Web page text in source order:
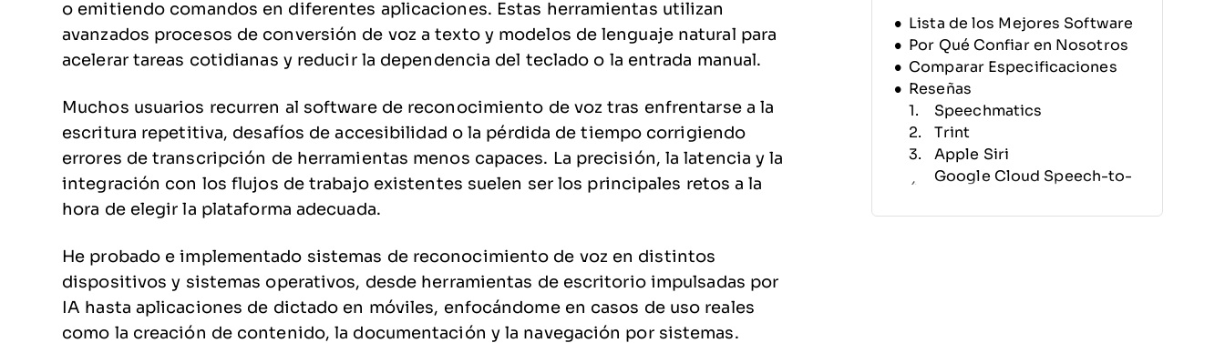
o emitiendo comandos en diferentes aplicaciones. Estas herramientas utilizan
avanzados procesos de conversión de voz a texto y modelos de lenguaje natural para
acelerar tareas cotidianas y reducir la dependencia del teclado o la entrada manual.
Muchos usuarios recurren al software de reconocimiento de voz tras enfrentarse a la
escritura repetitiva, desafíos de accesibilidad o la pérdida de tiempo corrigiendo
errores de transcripción de herramientas menos capaces. La precisión, la latencia y la
integración con los flujos de trabajo existentes suelen ser los principales retos a la
hora de elegir la plataforma adecuada.
He probado e implementado sistemas de reconocimiento de voz en distintos
dispositivos y sistemas operativos, desde herramientas de escritorio impulsadas por
IA hasta aplicaciones de dictado en móviles, enfocándome en casos de uso reales
como la creación de contenido, la documentación y la navegación por sistemas.
Lista de los Mejores Software
Por Qué Confiar en Nosotros
Comparar Especificaciones
Reseñas
Speechmatics
Trint
Apple Siri
Google Cloud Speech-to-
ReadSpeaker